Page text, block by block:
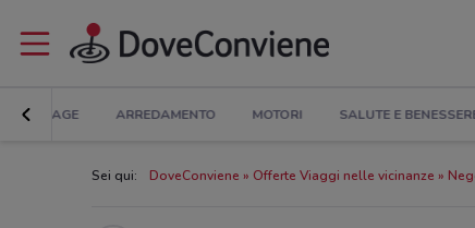
BRICOLAGE ARREDAMENTO MOTORI SALUTE E
Sei qui: DoveConviene Offerte Viaggi nelle vicinanze